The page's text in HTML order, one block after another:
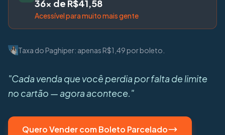
36x de R$41,58
Acessível para muito mais gente
Taxa do Paghiper: apenas R$1,49 por boleto.
"Cada venda que você perdia por falta de limite
no cartão — agora acontece."
Quero Vender com Boleto Parcelado